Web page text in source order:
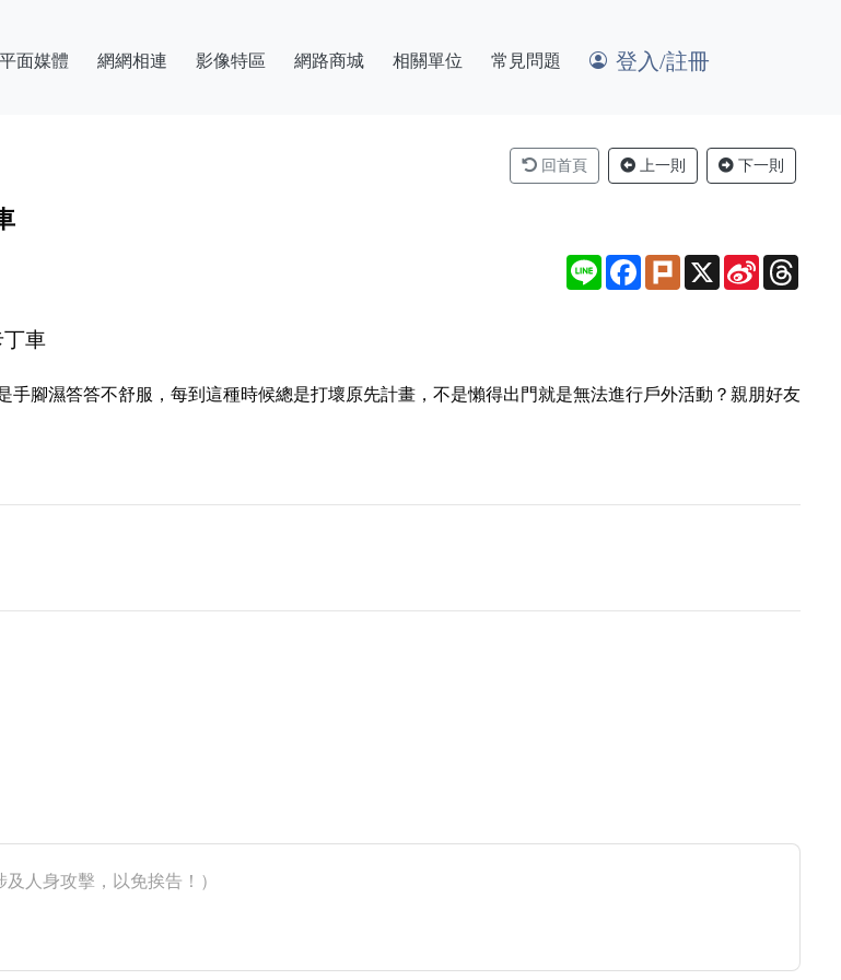
平面媒體 網網相連 影像特區 網路商城 相關單位 常見問題 登入/註冊
回首頁 上一則 下一則
Line Facebook
Plurk X
Sina
Weibo
車
腳濕答答不舒服，每到這種時候總是打壞原先計畫，不是懶得出門就是無法進行戶外活動？親朋好友
人身攻擊，以免挨告！）